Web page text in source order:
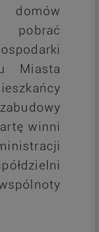
pobrać
Miasta
winni